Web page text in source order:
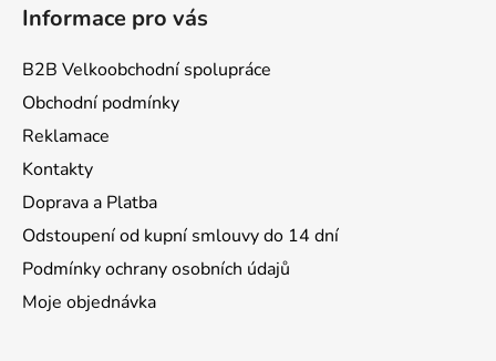
Informace pro vás
B2B Velkoobchodní spolupráce
Obchodní podmínky
Reklamace
Kontakty
Doprava a Platba
Odstoupení od kupní smlouvy do 14 dní
Podmínky ochrany osobních údajů
Moje objednávka